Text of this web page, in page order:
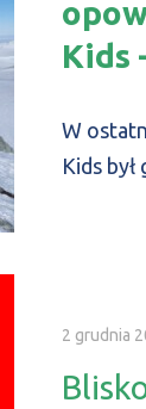
Kids
W
Kids
2 grudnia